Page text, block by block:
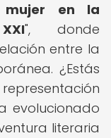
mujer en la
", donde
entre la
¿Estás
evolucionado
literaria